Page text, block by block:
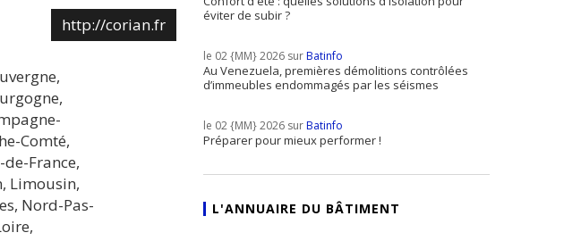
http://corian.fr
éviter de subir ?
le 02 {MM} 2026 surBatinfo
Au Venezuela, premières démolitions contrôlées
d’immeubles endommagés par les séismes
le 02 {MM} 2026 surBatinfo
Préparer pour mieux performer !
L'ANNUAIRE DU BÂTIMENT